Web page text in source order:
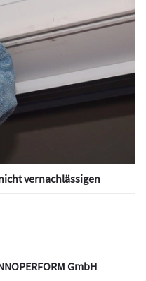
vernachlässigen
GmbH